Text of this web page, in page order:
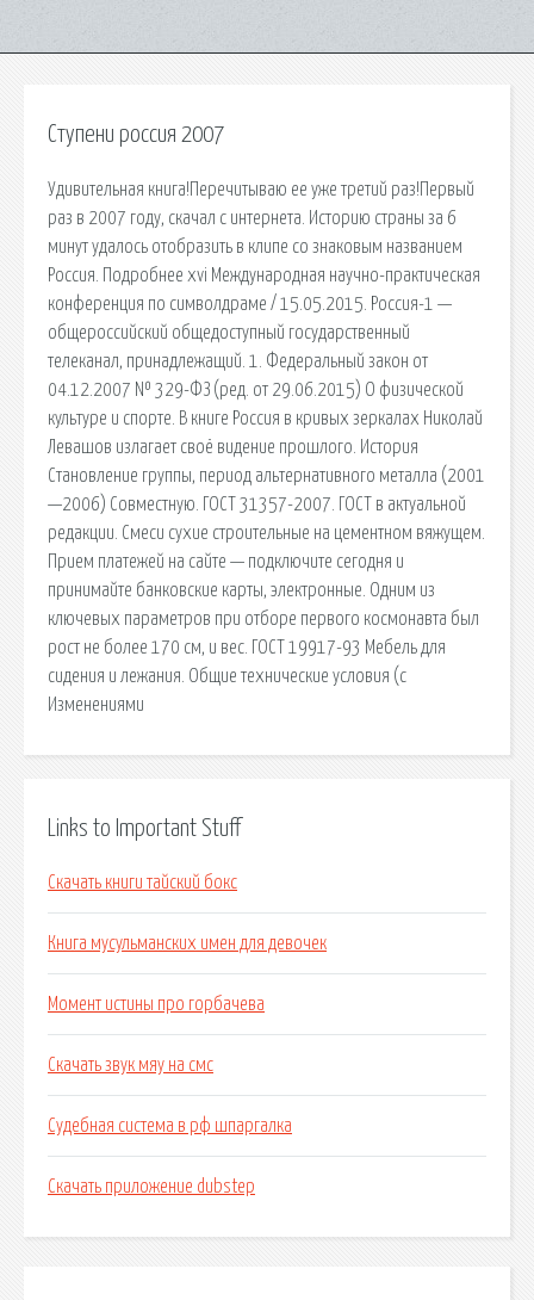
Ступени россия 2007
Удивительная книга!Перечитываю ее уже третий раз!Первый
раз в 2007 году, скачал с интернета. Историю страны за 6
минут удалось отобразить в клипе со знаковым названием
Россия. Подробнее xvi Международная научно-практическая
конференция по символдраме / 15.05.2015. Россия-1 —
общероссийский общедоступный государственный
телеканал, принадлежащий. 1. Федеральный закон от
04.12.2007 № 329-ФЗ (ред. от 29.06.2015) О физической
культуре и спорте. В книге Россия в кривых зеркалах Николай
Левашов излагает своё видение прошлого. История
Становление группы, период альтернативного металла (2001
—2006) Совместную. ГОСТ 31357-2007. ГОСТ в актуальной
редакции. Смеси сухие строительные на цементном вяжущем.
Прием платежей на сайте — подключите сегодня и
принимайте банковские карты, электронные. Одним из
ключевых параметров при отборе первого космонавта был
рост не более 170 см, и вес. ГОСТ 19917-93 Мебель для
сидения и лежания. Общие технические условия (с
Изменениями
Links to Important Stuff
Скачать книги тайский бокс
Книга мусульманских имен для девочек
Момент истины про горбачева
Скачать звук мяу на смс
Судебная система в рф шпаргалка
Скачать приложение dubstep